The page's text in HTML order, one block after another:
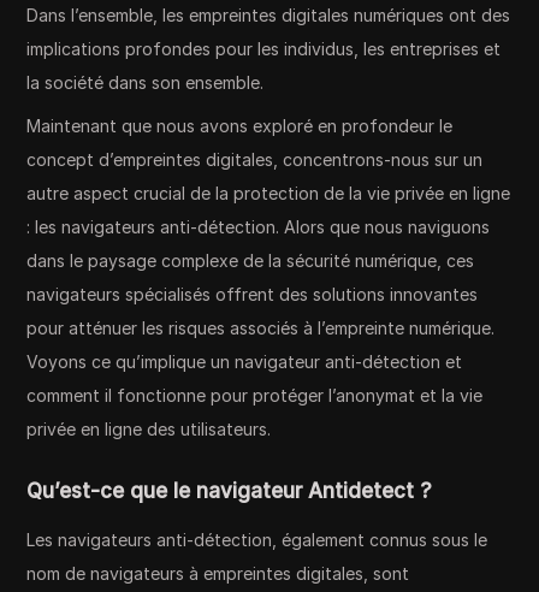
Dans l’ensemble, les empreintes digitales numériques ont des
implications profondes pour les individus, les entreprises et
la société dans son ensemble.
Maintenant que nous avons exploré en profondeur le
concept d’empreintes digitales, concentrons-nous sur un
autre aspect crucial de la protection de la vie privée en ligne
: les navigateurs anti-détection. Alors que nous naviguons
dans le paysage complexe de la sécurité numérique, ces
navigateurs spécialisés offrent des solutions innovantes
pour atténuer les risques associés à l’empreinte numérique.
Voyons ce qu’implique un navigateur anti-détection et
comment il fonctionne pour protéger l’anonymat et la vie
privée en ligne des utilisateurs.
Qu’est-ce que le navigateur Antidetect ?
Les navigateurs anti-détection, également connus sous le
nom de navigateurs à empreintes digitales, sont